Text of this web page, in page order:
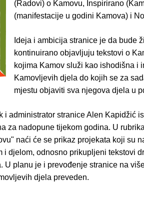
(Radovi) o Kamovu, Inspirirano
(manifestacije u godini Kamova) i
Ideja i ambicija stranice je da bude
kontinuirano objavljuju tekstovi o
kojima Kamov služi kao ishodišna i
Kamovljevih djela do kojih se za
mjestu objaviti sva njegova djela u
i administrator stranice Alen Kapidžić
za nadopune tijekom godina. U
naći će se prikaz projekata koji su
i djelom, odnosno prikupljeni tekstovi
U planu je i prevođenje stranice na
djela preveden.